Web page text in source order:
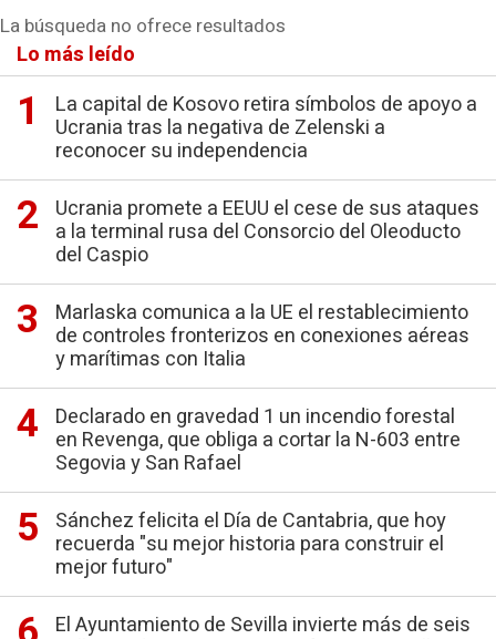
La búsqueda no ofrece resultados
Lo más leído
La capital de Kosovo retira símbolos de apoyo a
Ucrania tras la negativa de Zelenski a
reconocer su independencia
Ucrania promete a EEUU el cese de sus ataques
a la terminal rusa del Consorcio del Oleoducto
del Caspio
Marlaska comunica a la UE el restablecimiento
de controles fronterizos en conexiones aéreas
y marítimas con Italia
Declarado en gravedad 1 un incendio forestal
en Revenga, que obliga a cortar la N-603 entre
Segovia y San Rafael
Sánchez felicita el Día de Cantabria, que hoy
recuerda "su mejor historia para construir el
mejor futuro"
El Ayuntamiento de Sevilla invierte más de seis